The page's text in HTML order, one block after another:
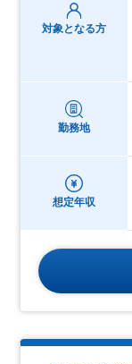
対象となる方
勤務地
想定年収